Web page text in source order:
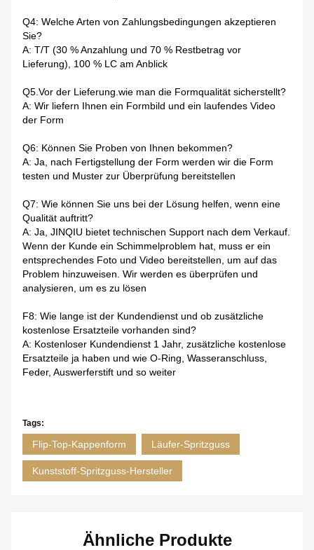
Q4: Welche Arten von Zahlungsbedingungen akzeptieren
Sie?
A: T/T (30 % Anzahlung und 70 % Restbetrag vor
Lieferung), 100 % LC am Anblick
Q5.Vor der Lieferung.wie man die Formqualität sicherstellt?
A: Wir liefern Ihnen ein Formbild und ein laufendes Video
der Form
Q6: Können Sie Proben von Ihnen bekommen?
A: Ja, nach Fertigstellung der Form werden wir die Form
testen und Muster zur Überprüfung bereitstellen
Q7: Wie können Sie uns bei der Lösung helfen, wenn eine
Qualität auftritt?
A: Ja, JINQIU bietet technischen Support nach dem Verkauf.
Wenn der Kunde ein Schimmelproblem hat, muss er ein
entsprechendes Foto und Video bereitstellen, um auf das
Problem hinzuweisen. Wir werden es überprüfen und
analysieren, um es zu lösen
F8: Wie lange ist der Kundendienst und ob zusätzliche
kostenlose Ersatzteile vorhanden sind?
A: Kostenloser Kundendienst 1 Jahr, zusätzliche kostenlose
Ersatzteile ja haben und wie O-Ring, Wasseranschluss,
Feder, Auswerferstift und so weiter
Tags:
Flip-Top-Kappenform Läufer-Spritzguss
Kunststoff-Spritzguss-Hersteller
Ähnliche Produkte